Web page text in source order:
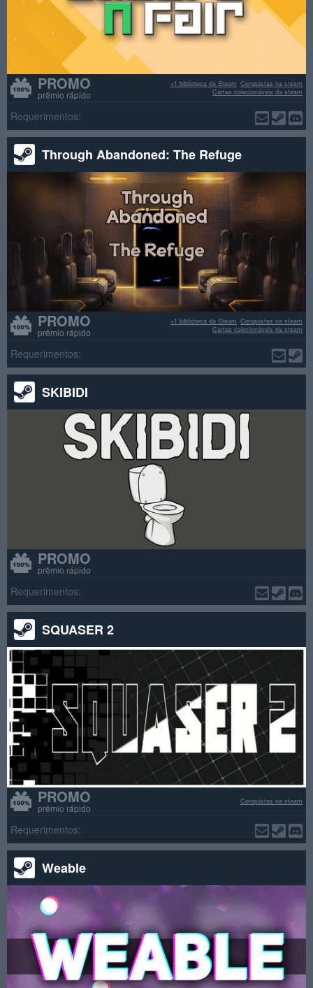
PROMO
prêmio rápido
Conquistas na steam
+1 biblioteca da Steam
Cartas colecionáveis da steam
Requerimentos:
Through Abandoned: The Refuge
PROMO
prêmio rápido
Conquistas na steam
+1 biblioteca da Steam
Cartas colecionáveis da steam
Requerimentos:
SKIBIDI
PROMO
prêmio rápido
Requerimentos:
SQUASER 2
PROMO
prêmio rápido
Conquistas na steam
Requerimentos:
Weable